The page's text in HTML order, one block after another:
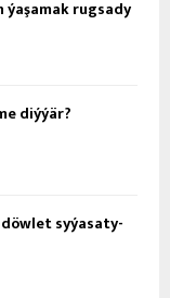
rugsady
diýýär?
döw­let sy­ýa­sa­ty­